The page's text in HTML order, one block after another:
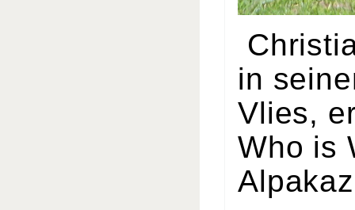
in
Vlies,
Who is